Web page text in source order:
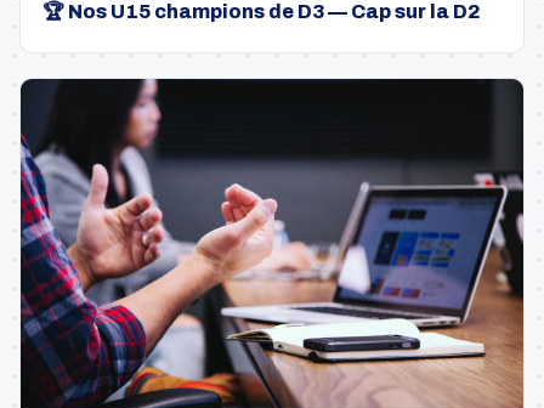
🏆 Nos U15 champions de D3 — Cap sur la D2